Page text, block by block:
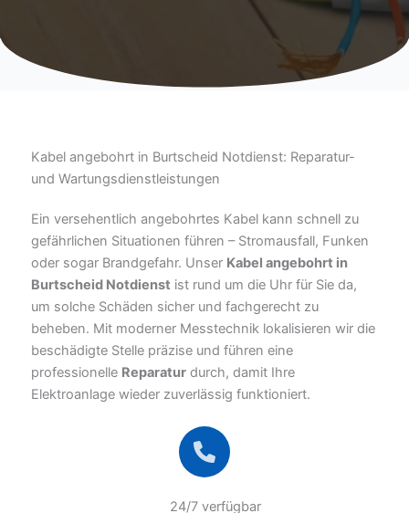
Kabel angebohrt in Burtscheid Notdienst: Reparatur-
und Wartungsdienstleistungen
Ein versehentlich angebohrtes Kabel kann schnell zu
gefährlichen Situationen führen – Stromausfall, Funken
oder sogar Brandgefahr. Unser Kabel angebohrt in
Burtscheid Notdienst ist rund um die Uhr für Sie da,
um solche Schäden sicher und fachgerecht zu
beheben. Mit moderner Messtechnik lokalisieren wir die
beschädigte Stelle präzise und führen eine
professionelle Reparatur durch, damit Ihre
Elektroanlage wieder zuverlässig funktioniert.
24/7 verfügbar